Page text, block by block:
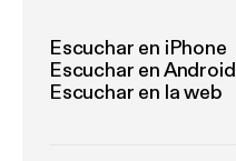
Escuchar en iPhone
Escuchar en Android
Escuchar en la web